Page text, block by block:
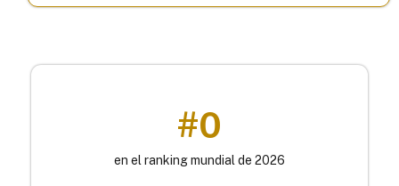
#0
en el ranking mundial de 2026